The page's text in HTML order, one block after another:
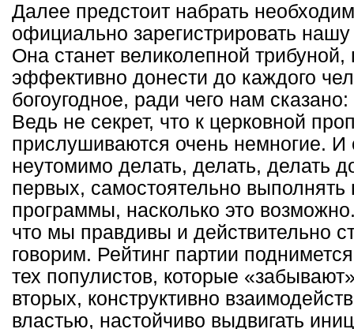
Далее предстоит набрать
официально зарегистрировать
Она станет великолепной
эффективно донести до каждого
богоугодное, ради чего нам
Ведь не секрет, что к церковной
прислушиваются очень немногие.
неутомимо делать, делать, делать
первых, самостоятельно выполнять
программы, насколько это
что мы правдивы и действительно
говорим. Рейтинг партии
тех популистов, которые
вторых, конструктивно
властью, настойчиво выдвигать